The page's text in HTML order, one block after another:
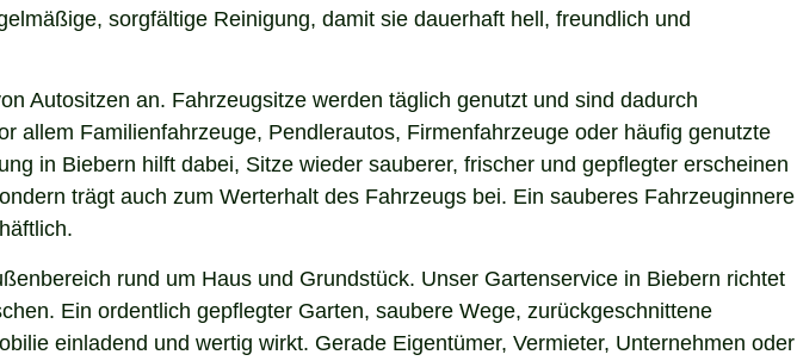
sorgfältige Reinigung, damit sie dauerhaft hell, freundlich und
Autositzen an. Fahrzeugsitze werden täglich genutzt und sind dadurch
allem Familienfahrzeuge, Pendlerautos, Firmenfahrzeuge oder häufig genutzte
in Biebern hilft dabei, Sitze wieder sauberer, frischer und gepflegter erscheinen
trägt auch zum Werterhalt des Fahrzeugs bei. Ein sauberes Fahrzeuginnere
rund um Haus und Grundstück. Unser Gartenservice in Biebern richtet
Ein ordentlich gepflegter Garten, saubere Wege, zurückgeschnittene
einladend und wertig wirkt. Gerade Eigentümer, Vermieter, Unternehmen oder